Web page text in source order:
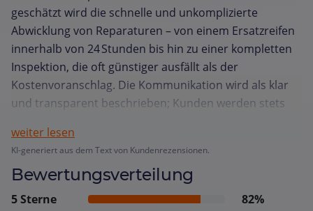
geschätzt wird die schnelle und unkomplizierte
Abwicklung von Reparaturen – von einem Ersatzreifen
innerhalb von 24 Stunden bis hin zu einer kompletten
Inspektion, die oft günstiger ausfällt als der
Kostenvoranschlag. Die Kommunikation wird als klar
und transparent beschrieben; Kunden werden stets
kompetente, fachlich fundierte Beratung. Der Service
nach Feierabend, das Bereitstellen von Leihfahrzeugen
bzw. dem Hol und Bring Service sowie die pünktliche
Terminabsprache erleichtern den Alltag berufstätiger
weiter lesen
KI-generiert aus dem Text von Kundenrezensionen.
Bewertungsverteilung
5 Sterne
82%